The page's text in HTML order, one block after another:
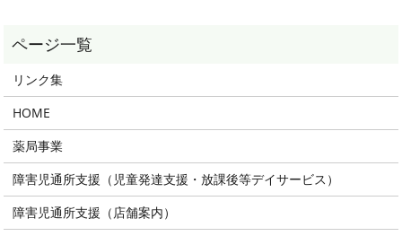
リンク集
HOME
薬局事業
障害児通所支援（児童発達支援・放課後等デイサービス）
障害児通所支援（店舗案内）